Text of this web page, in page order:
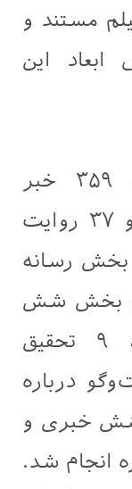
مستند و
این
البدری ادامه داد: تعداد ۳۵۹ خبر
مکتوب، ۲۰۱ اینفوگرافیک و ۳۷ روایت
رسانه
بخش شش
روایت خبری، ۸۰ مقاله، ۹ تحقیق
درباره
کردند و ۴۵ پوشش خبری و
انجام شد.